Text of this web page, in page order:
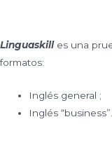
Linguaskill es una
formatos:
Inglés general ;
Inglés “business”.